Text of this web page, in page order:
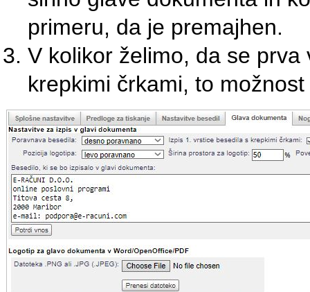
primeru, da je premajhen.
V kolikor želimo, da se
krepkimi črkami, to